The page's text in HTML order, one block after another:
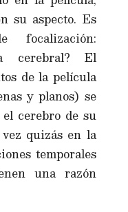
su aspecto. Es
cerebral? El
de la película
y planos) se
cerebro de su
quizás en la
temporales
una razón